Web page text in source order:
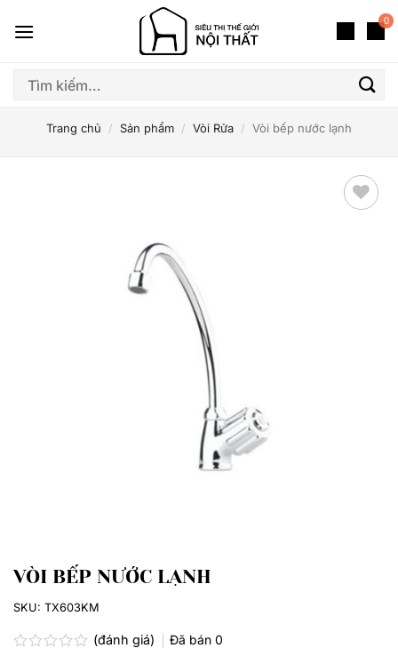
qua
dung
0
Tìm
Trang chủ / Sản phẩm / Vòi Rửa / Vòi bếp nước lạnh
VÒI BẾP NƯỚC LẠNH
(đánh giá) Đã bán 0
SKU: TX603KM